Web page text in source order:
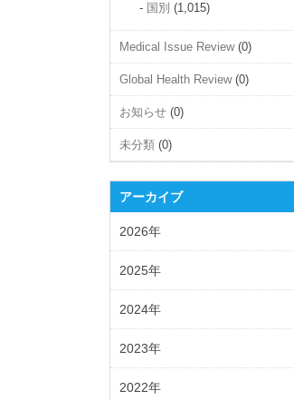
国別 (1,015)
Medical Issue Review(0)
Global Health Review(0)
お知らせ(0)
未分類(0)
アーカイブ
2026年
2025年
2024年
2023年
2022年